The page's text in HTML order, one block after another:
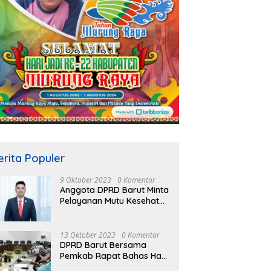
Populer
9 Oktober 2023 0 Komentar
Anggota DPRD Barut Minta
Pelayanan Mutu Kesehatan
13 Oktober 2023 0 Komentar
DPRD Barut Bersama
Pemkab Rapat Bahas Hasil